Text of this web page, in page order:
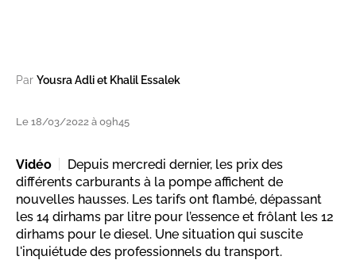
Par Yousra Adli et Khalil Essalek
Le 18/03/2022 à 09h45
Vidéo
Depuis mercredi dernier, les prix des
différents carburants à la pompe affichent de
nouvelles hausses. Les tarifs ont flambé, dépassant
les 14 dirhams par litre pour l’essence et frôlant les 12
dirhams pour le diesel. Une situation qui suscite
l'inquiétude des professionnels du transport.